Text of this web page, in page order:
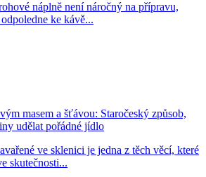
náplně není náročný na přípravu,
ke kávě...
masem a šťávou: Staročeský způsob,
udělat pořádné jídlo
ve sklenici je jedna z těch věcí, které
skutečnosti...